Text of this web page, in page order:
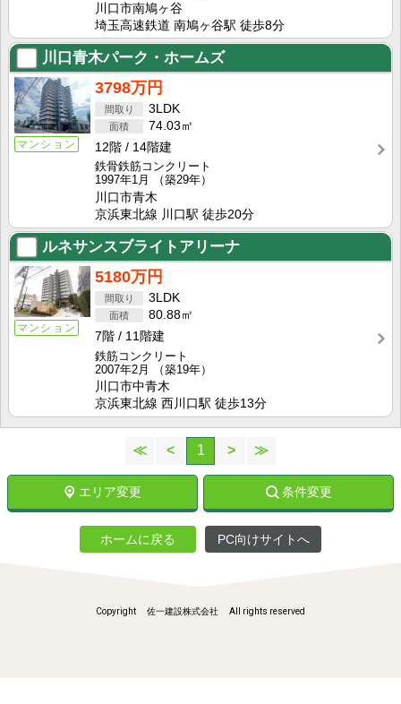
川口市南鳩ヶ谷
埼玉高速鉄道 南鳩ヶ谷駅 徒歩8分
川口青木パーク・ホームズ
マンション
3798万円
3LDK
74.03㎡
12階
14階建
鉄骨鉄筋コンクリート
1997年1月
（築29年）
川口市青木
京浜東北線 川口駅 徒歩20分
ルネサンスブライトアリーナ
マンション
5180万円
3LDK
80.88㎡
7階
11階建
鉄筋コンクリート
2007年2月
（築19年）
川口市中青木
京浜東北線 西川口駅 徒歩13分
≪ < 1 > ≫
エリア変更 条件変更
ホームに戻る PC向けサイトへ
Copyright 佐一建設株式会社 All rights reserved